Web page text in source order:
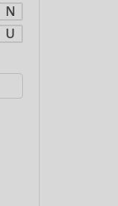
N
U